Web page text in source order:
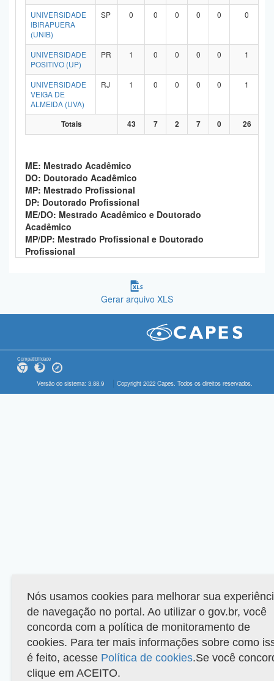
UNIVERSIDADE
IBIRAPUERA
(UNIB)
SP 0 0 0 0 0 0
UNIVERSIDADE
POSITIVO (UP)
PR 1 0 0 0 0 1
UNIVERSIDADE
VEIGA DE
ALMEIDA (UVA)
RJ 1 0 0 0 0 1
Totais 43 7 2 7 0 26
ME: Mestrado Acadêmico
DO: Doutorado Acadêmico
MP: Mestrado Profissional
DP: Doutorado Profissional
ME/DO: Mestrado Acadêmico e Doutorado
Acadêmico
MP/DP: Mestrado Profissional e Doutorado
Profissional
Gerar arquivo XLS
Compatibilidade
Versão do sistema: 3.88.9 Copyright 2022 Capes. Todos os direitos reservados.
Nós usamos cookies para melhorar sua
de navegação no portal. Ao utilizar o gov.br, você
concorda com a política de monitoramento de
cookies. Para ter mais informações sobre como
é feito, acesse Política de cookies.Se você
clique em ACEITO.